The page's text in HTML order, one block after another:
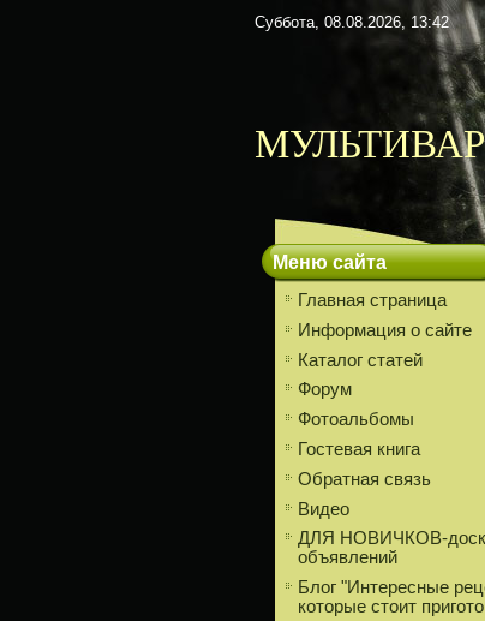
Суббота, 08.08.2026, 13:42
Меню сайта
Главная страница
Информация о сайте
Каталог статей
Форум
Фотоальбомы
Гостевая книга
Обратная связь
Видео
ДЛЯ НОВИЧКОВ-
объявлений
Блог "Интересные
которые стоит